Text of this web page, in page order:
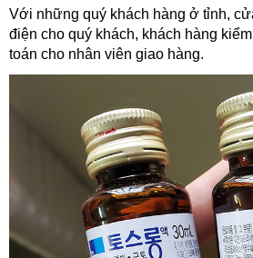
Với những quý khách hàng ở tỉnh,
điện cho quý khách, khách hàng
toán cho nhân viên giao hàng.